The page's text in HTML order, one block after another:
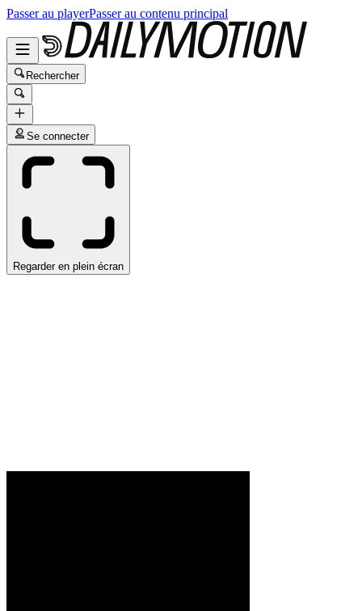
Passer au playerPasser au contenu principal
Rechercher
Se connecter
Regarder en plein écran